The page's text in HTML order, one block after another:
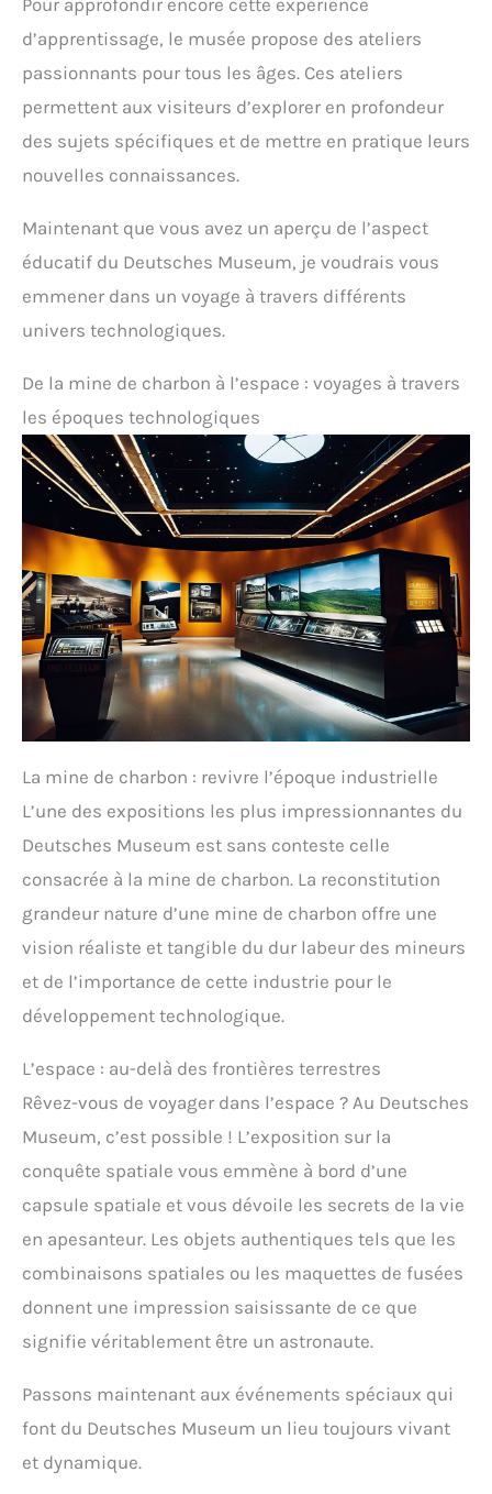
d’apprentissage, le musée propose des ateliers
passionnants pour tous les âges. Ces ateliers
permettent aux visiteurs d’explorer en profondeur
des sujets spécifiques et de mettre en pratique leurs
nouvelles connaissances.
Maintenant que vous avez un aperçu de l’aspect
éducatif du Deutsches Museum, je voudrais vous
emmener dans un voyage à travers différents
univers technologiques.
De la mine de charbon à l’espace : voyages à travers
les époques technologiques
La mine de charbon : revivre l’époque industrielle
L’une des expositions les plus impressionnantes du
Deutsches Museum est sans conteste celle
consacrée à la mine de charbon. La reconstitution
grandeur nature d’une mine de charbon offre une
vision réaliste et tangible du dur labeur des mineurs
et de l’importance de cette industrie pour le
développement technologique.
L’espace : au-delà des frontières terrestres
Rêvez-vous de voyager dans l’espace ? Au Deutsches
Museum, c’est possible ! L’exposition sur la
conquête spatiale vous emmène à bord d’une
capsule spatiale et vous dévoile les secrets de la vie
en apesanteur. Les objets authentiques tels que les
combinaisons spatiales ou les maquettes de fusées
donnent une impression saisissante de ce que
signifie véritablement être un astronaute.
Passons maintenant aux événements spéciaux qui
font du Deutsches Museum un lieu toujours vivant
et dynamique.